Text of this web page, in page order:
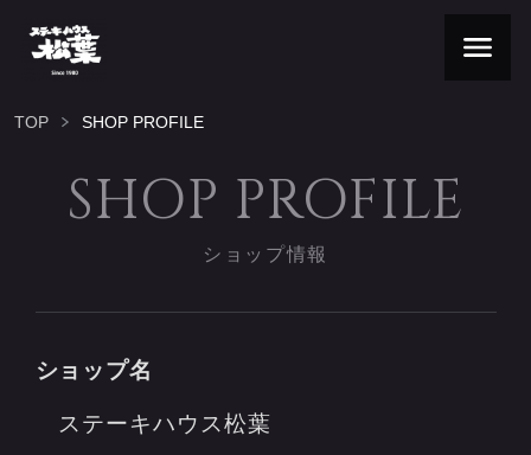
TOP SHOP PROFILE
SHOP PROFILE
ショップ情報
ショップ名
ステーキハウス松葉